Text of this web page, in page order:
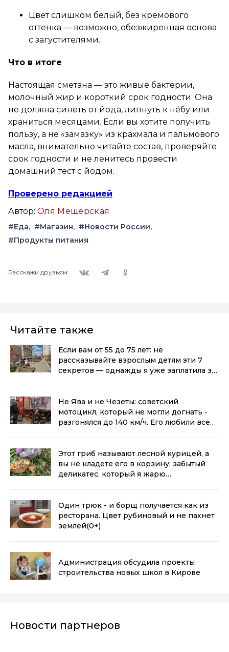
Цвет слишком белый, без кремового
оттенка — возможно, обезжиренная основа
с загустителями.
Что в итоге
Настоящая сметана — это живые бактерии,
молочный жир и короткий срок годности. Она
не должна синеть от йода, липнуть к нёбу или
храниться месяцами. Если вы хотите получить
пользу, а не «замазку» из крахмала и пальмового
масла, внимательно читайте состав, проверяйте
срок годности и не ленитесь провести
домашний тест с йодом.
Проверено редакцией
Автор: Оля Мещерская
#Еда #Магазин
#Новости России
#Продукты питания
Расскажи друзьям:
Читайте также
Если вам от 55 до 75 лет: не
рассказывайте взрослым детям эти 7
секретов — однажды я уже заплатила за
Не Ява и не Чезеты: советский
мотоцикл, который не могли догнать -
разгонялся до 140 км/ч. Его любили всем
Этот гриб называют лесной курицей, а
вы не кладете его в корзину: забытый
деликатес, который я жарю
Один трюк - и борщ получается как из
ресторана. Цвет рубиновый и не пахнет
землей(0+)
Администрация обсудила проекты
строительства новых школ в Кирове
Новости партнеров